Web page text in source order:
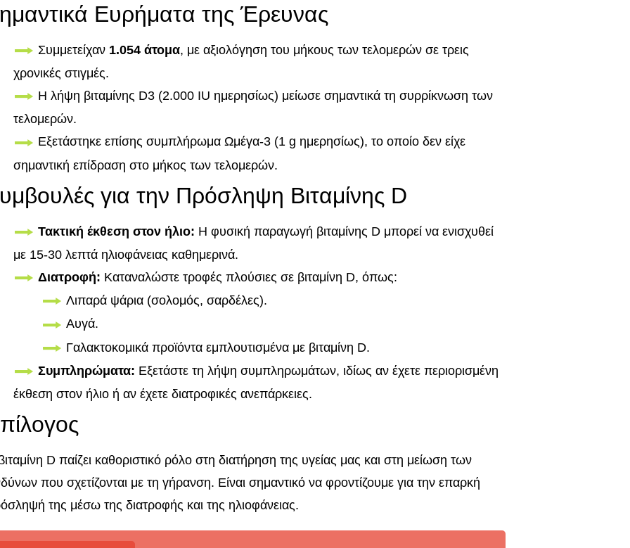
Ευρήματα της Έρευνας
Συμμετείχαν 1.054 άτομα, με αξιολόγηση του μήκους των τελομερών σε τρεις
χρονικές στιγμές.
Η λήψη βιταμίνης D3 (2.000 IU ημερησίως) μείωσε σημαντικά τη συρρίκνωση των
τελομερών.
Εξετάστηκε επίσης συμπλήρωμα Ωμέγα-3 (1 g ημερησίως), το οποίο δεν είχε
σημαντική επίδραση στο μήκος των τελομερών.
για την Πρόσληψη Βιταμίνης D
Τακτική έκθεση στον ήλιο: Η φυσική παραγωγή βιταμίνης D μπορεί να ενισχυθεί
με 15-30 λεπτά ηλιοφάνειας καθημερινά.
Διατροφή: Καταναλώστε τροφές πλούσιες σε βιταμίνη D, όπως:
Λιπαρά ψάρια (σολομός, σαρδέλες).
Αυγά.
Γαλακτοκομικά προϊόντα εμπλουτισμένα με βιταμίνη D.
Συμπληρώματα: Εξετάστε τη λήψη συμπληρωμάτων, ιδίως αν έχετε περιορισμένη
έκθεση στον ήλιο ή αν έχετε διατροφικές ανεπάρκειες.
D παίζει καθοριστικό ρόλο στη διατήρηση της υγείας μας και στη μείωση των
που σχετίζονται με τη γήρανση. Είναι σημαντικό να φροντίζουμε για την επαρκή
της μέσω της διατροφής και της ηλιοφάνειας.